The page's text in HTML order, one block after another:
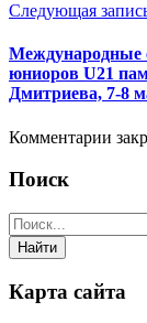
Следующая
Международные
юниоров U21
Дмитриева, 7-8
Комментарии
Поиск
Карта сайта